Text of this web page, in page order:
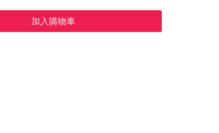
加入購物車